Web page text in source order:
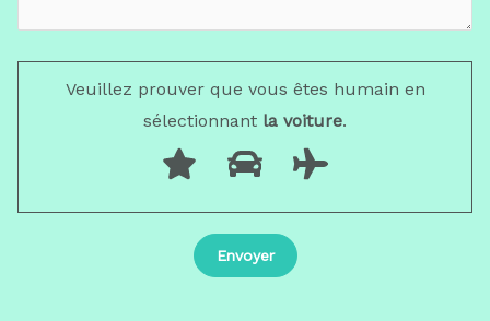
Veuillez prouver que vous êtes humain en
sélectionnant la voiture.